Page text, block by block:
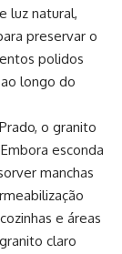
luz natural,
preservar o
polidos
longo do
o granito
esconda
manchas
e áreas
claro